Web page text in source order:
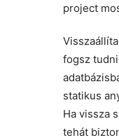
project
fogsz
statikus
Ha vissza
tehát